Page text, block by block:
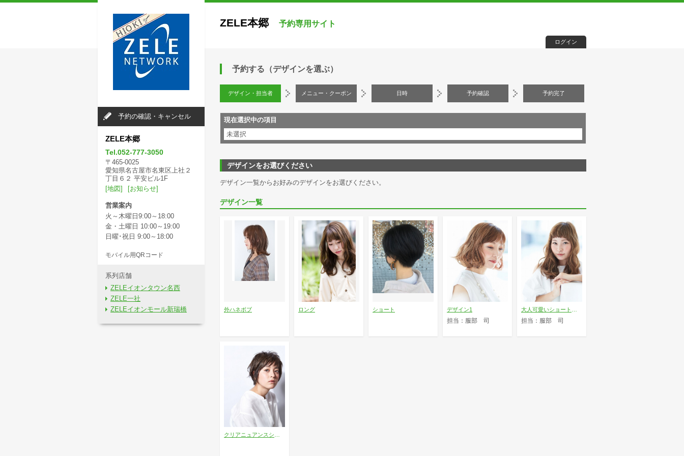
ZELE本郷 予約専用サイト
ログイン
予約する（デザインを選ぶ）
デザイン・担当者 メニュー・クーポン 日時 予約確認 予約完了
現在選択中の項目
未選択
デザインをお選びください
デザイン一覧からお好みのデザインをお選びください。
デザイン一覧
外ハネボブ ロング ショート デザイン1
担当：服部 司 担当：服部 司
予約の確認・キャンセル
ZELE本郷
Tel.052-777-3050
〒465-0025
愛知県名古屋市名東区上社２
丁目６２ 平安ビル1F
[地図]
[お知らせ]
営業案内
火～木曜日9:00～18:00
金・土曜日 10:00～19:00
日曜･祝日 9:00～18:00
モバイル用QRコード
系列店舗
ZELEイオンタウン名西
ZELE一社
ZELEイオンモール新瑞橋